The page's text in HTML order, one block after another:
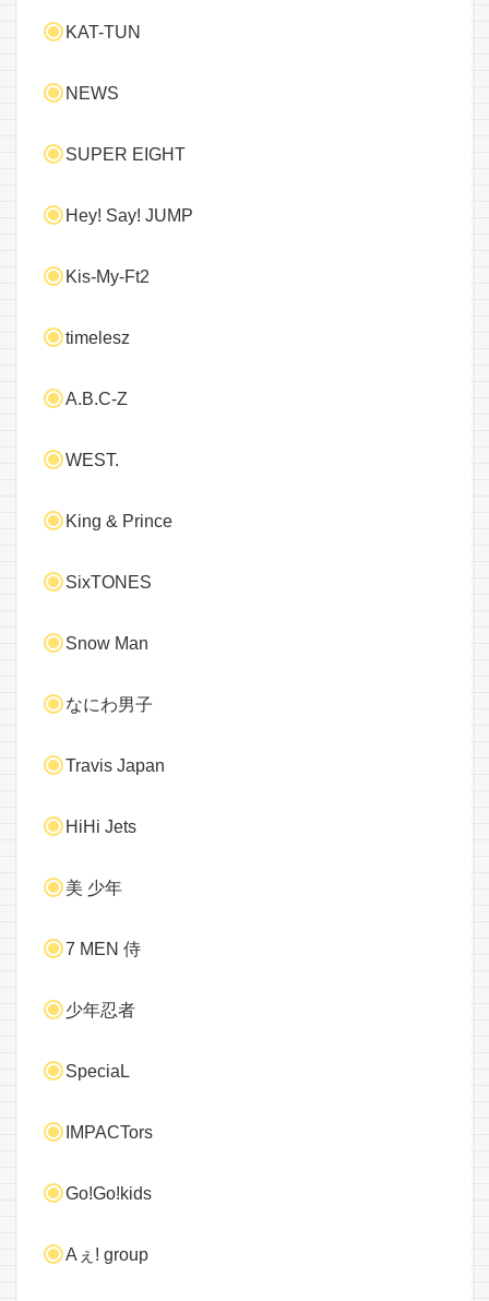
KAT-TUN
NEWS
SUPER EIGHT
Hey! Say! JUMP
Kis-My-Ft2
timelesz
A.B.C-Z
WEST.
King & Prince
SixTONES
Snow Man
なにわ男子
Travis Japan
HiHi Jets
美 少年
7 MEN 侍
少年忍者
SpeciaL
IMPACTors
Go!Go!kids
Aぇ! group